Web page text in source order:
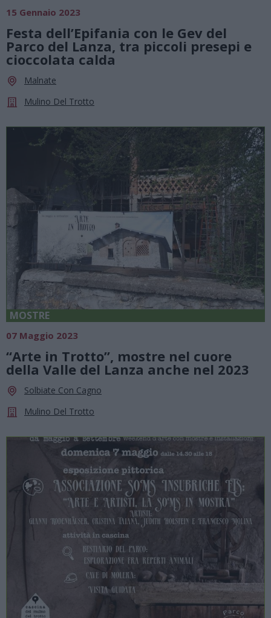
15 Gennaio 2023
Festa dell’Epifania con le Gev del
Parco del Lanza, tra piccoli presepi e
cioccolata calda
Malnate
Mulino Del Trotto
MOSTRE
07 Maggio 2023
“Arte in Trotto”, mostre nel cuore
della Valle del Lanza anche nel 2023
Solbiate Con Cagno
Mulino Del Trotto